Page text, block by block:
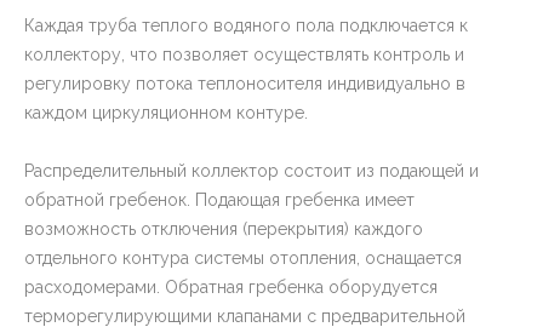
Каждая труба теплого водяного пола подключается к
коллектору, что позволяет осуществлять контроль и
регулировку потока теплоносителя индивидуально в
каждом циркуляционном контуре.
Распределительный коллектор состоит из подающей и
обратной гребенок. Подающая гребенка имеет
возможность отключения (перекрытия) каждого
отдельного контура системы отопления, оснащается
расходомерами. Обратная гребенка оборудуется
терморегулирующими клапанами с предварительной